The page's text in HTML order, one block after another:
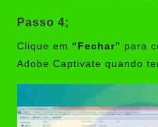
Passo 4;
Clique em “Fechar” para
Adobe Captivate quando